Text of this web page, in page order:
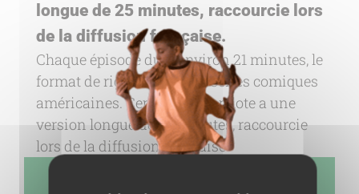
longue de 25 minutes, raccourcie lors
de la diffusion française.
Chaque épisode dure environ 21 minutes, le
format de rigueur pour les séries comiques
américaines. Cependant, le pilote a une
version longue de 25 minutes, raccourcie
lors de la diffusion française.